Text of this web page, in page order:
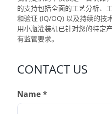
的支持包括全面的工艺分析、
和验证 (IQ/OQ) 以及持续的技
用小瓶灌装机已针对您的特定
有监管要求。
CONTACT US
Name *